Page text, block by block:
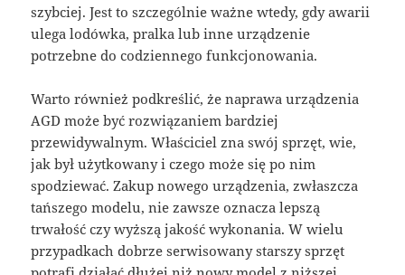
szybciej. Jest to szczególnie ważne wtedy, gdy awarii
ulega lodówka, pralka lub inne urządzenie
potrzebne do codziennego funkcjonowania.
Warto również podkreślić, że naprawa urządzenia
AGD może być rozwiązaniem bardziej
przewidywalnym. Właściciel zna swój sprzęt, wie,
jak był użytkowany i czego może się po nim
spodziewać. Zakup nowego urządzenia, zwłaszcza
tańszego modelu, nie zawsze oznacza lepszą
trwałość czy wyższą jakość wykonania. W wielu
przypadkach dobrze serwisowany starszy sprzęt